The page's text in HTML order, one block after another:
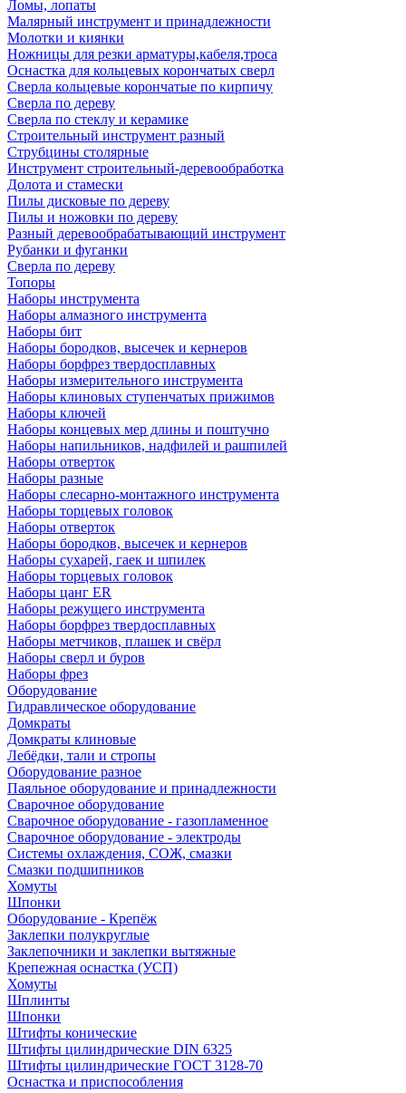
Ломы, лопаты
Малярный инструмент и принадлежности
Молотки и киянки
Ножницы для резки арматуры,кабеля,троса
Оснастка для кольцевых корончатых сверл
Сверла кольцевые корончатые по кирпичу
Сверла по дереву
Сверла по стеклу и керамике
Строительный инструмент разный
Струбцины столярные
Инструмент строительный-деревообработка
Долота и стамески
Пилы дисковые по дереву
Пилы и ножовки по дереву
Разный деревообрабатывающий инструмент
Рубанки и фуганки
Сверла по дереву
Топоры
Наборы инструмента
Наборы алмазного инструмента
Наборы бит
Наборы бородков, высечек и кернеров
Наборы борфрез твердосплавных
Наборы измерительного инструмента
Наборы клиновых ступенчатых прижимов
Наборы ключей
Наборы концевых мер длины и поштучно
Наборы напильников, надфилей и рашпилей
Наборы отверток
Наборы разные
Наборы слесарно-монтажного инструмента
Наборы торцевых головок
Наборы отверток
Наборы бородков, высечек и кернеров
Наборы сухарей, гаек и шпилек
Наборы торцевых головок
Наборы цанг ER
Наборы режущего инструмента
Наборы борфрез твердосплавных
Наборы метчиков, плашек и свёрл
Наборы сверл и буров
Наборы фрез
Оборудование
Гидравлическое оборудование
Домкраты
Домкраты клиновые
Лебёдки, тали и стропы
Оборудование разное
Паяльное оборудование и принадлежности
Сварочное оборудование
Сварочное оборудование - газопламенное
Сварочное оборудование - электроды
Системы охлаждения, СОЖ, смазки
Смазки подшипников
Хомуты
Шпонки
Оборудование - Крепёж
Заклепки полукруглые
Заклепочники и заклепки вытяжные
Крепежная оснастка (УСП)
Хомуты
Шплинты
Шпонки
Штифты конические
Штифты цилиндрические DIN 6325
Штифты цилиндрические ГОСТ 3128-70
Оснастка и приспособления